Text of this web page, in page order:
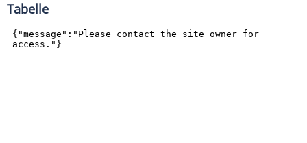
Tabelle